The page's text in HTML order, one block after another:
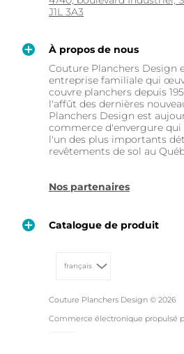
J1L 3A3
À propos de nous
Couture Planchers Design
entreprise familiale qui
couvre planchers depuis
l'affût des dernières
Planchers Design est
commerce d'envergure
l'un des plus importants
revêtements de sol au
Nos partenaires
Catalogue de produit
français
Couture Planchers Design © 2026
Commerce électronique propulsé